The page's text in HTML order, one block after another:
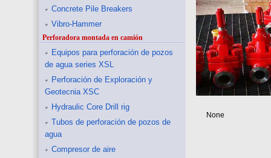
Concrete Pile Breakers
Vibro-Hammer
Perforadora montada en camión
Equipos para perforación de pozos
de agua series XSL
Perforación de Exploración y
Geotecnia XSC
Hydraulic Core Drill rig
Tubos de perforación de pozos de
agua
Compresor de aire
None